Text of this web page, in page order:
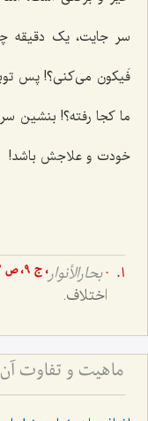
سر جایت، یک دقیقه
فَیکون می‌کنی؟! پس
ما کجا رفته؟! بنشین
خودت و علاجش باشد!
.بحارالأنوار، ج ۹، ص
اختلاف.